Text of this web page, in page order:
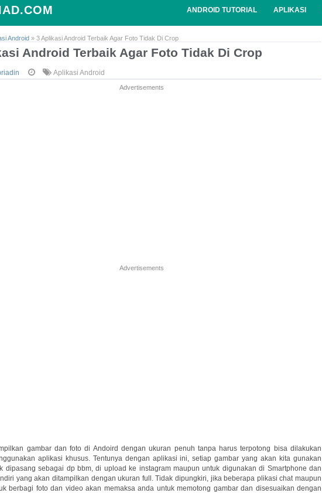
ANDROID TUTORIAL APLIKASI
Android » 3 Aplikasi Android Terbaik Agar Foto Tidak Di Crop
Android Terbaik Agar Foto Tidak Di Crop
Aplikasi Android
Advertisements
Advertisements
gambar dan foto di Andoird dengan ukuran penuh tanpa harus terpotong bisa dilakukan
aplikasi khusus. Tentunya dengan aplikasi ini, setiap gambar yang akan kita gunakan
dipasang sebagai dp bbm, di upload ke instagram maupun untuk digunakan di Smartphone dan
yang akan ditampilkan dengan ukuran full. Tidak dipungkiri, jika beberapa plikasi chat maupun
berbagi foto dan video akan memaksa anda untuk memotong gambar dan disesuaikan dengan